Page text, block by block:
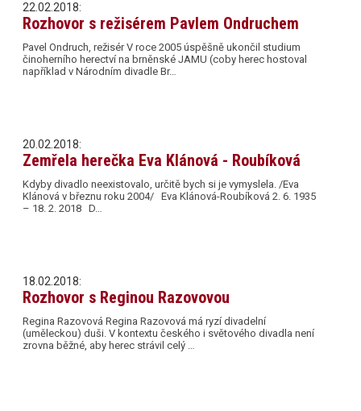
22.02.2018:
Rozhovor s režisérem Pavlem Ondruchem
Pavel Ondruch, režisér V roce 2005 úspěšně ukončil studium
činoherního herectví na brněnské JAMU (coby herec hostoval
například v Národním divadle Br…
20.02.2018:
Zemřela herečka Eva Klánová - Roubíková
Kdyby divadlo neexistovalo, určitě bych si je vymyslela. /Eva
Klánová v březnu roku 2004/ Eva Klánová-Roubíková 2. 6. 1935
– 18. 2. 2018 D…
18.02.2018:
Rozhovor s Reginou Razovovou
Regina Razovová Regina Razovová má ryzí divadelní
(uměleckou) duši. V kontextu českého i světového divadla není
zrovna běžné, aby herec strávil celý …